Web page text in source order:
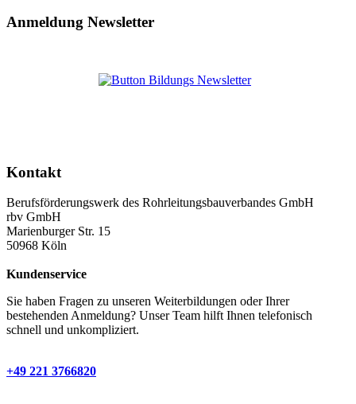
Anmeldung Newsletter
Kontakt
Berufsförderungswerk des Rohrleitungsbauverbandes GmbH
rbv GmbH
Marienburger Str. 15
50968 Köln
Kundenservice
Sie haben Fragen zu unseren Weiterbildungen oder Ihrer
bestehenden Anmeldung? Unser Team hilft Ihnen telefonisch
schnell und unkompliziert.
+49 221 3766820